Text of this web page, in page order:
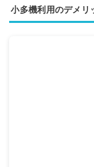
小多機利用のデメリ